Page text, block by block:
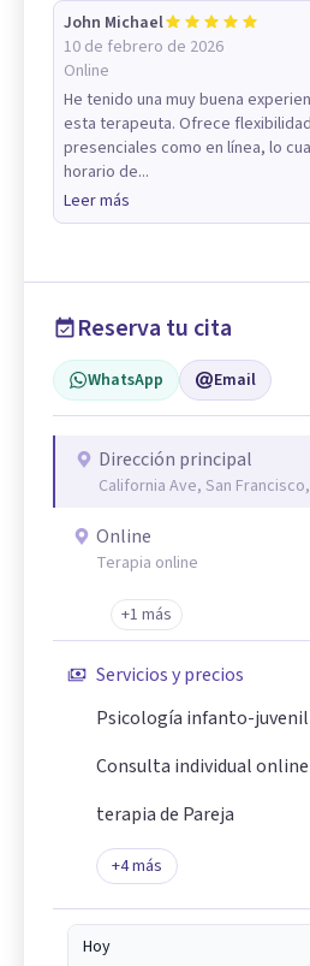
John Michael
10 de febrero de 2026
Online
He tenido una muy buena
esta terapeuta. Ofrece
presenciales como en línea, lo
horario de...
Leer más
Reserva tu cita
WhatsApp Email
Dirección principal
California Ave, San
Online
Terapia online
+1 más
Servicios y precios
Psicología infanto-juvenil
Consulta individual online
terapia de Pareja
+4más
Hoy